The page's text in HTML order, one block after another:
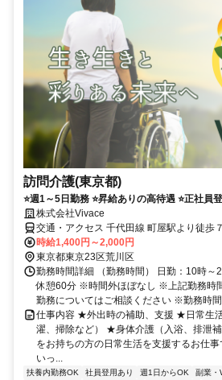
訪問介護(東京都)
⭐週1～5日勤務 ⭐昇給ありの高待遇 ⭐正社員
株式会社Vivace
交通・アクセス 千代田線 町屋駅より徒歩
時給1,400円～2,000円
東京都東京23区荒川区
勤務時間詳細 （勤務時間） 日勤：10時～
休憩60分 ※時間外ほぼなし ※上記勤務時
勤務についてはご相談ください ※勤務時
仕事内容 ★外出時の補助、支援 ★日常生
濯、掃除など） ★身体介護（入浴、排泄
をお持ちの方の日常生活を支援するお仕
いっ...
扶養内勤務OK 社員登用あり 週1日からOK 副業・